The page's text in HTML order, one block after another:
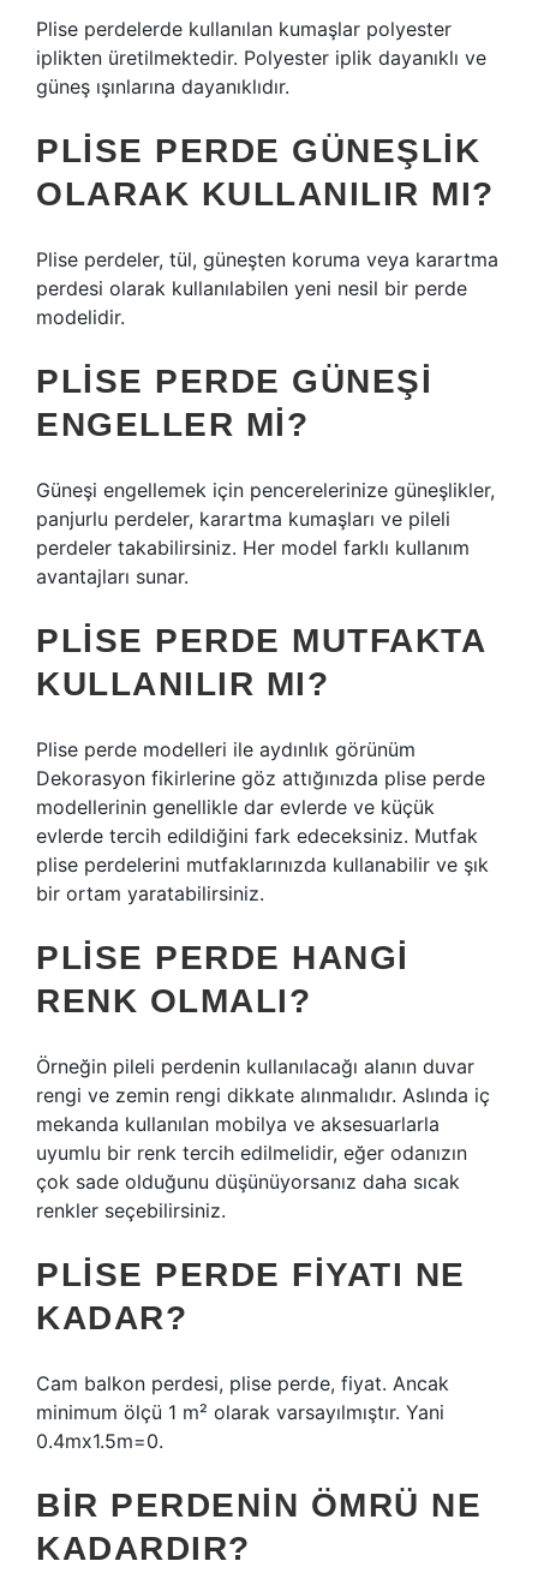
Plise perdelerde kullanılan kumaşlar polyester
iplikten üretilmektedir. Polyester iplik dayanıklı ve
güneş ışınlarına dayanıklıdır.
PLISE PERDE GÜNEŞLIK
OLARAK KULLANILIR MI?
Plise perdeler, tül, güneşten koruma veya karartma
perdesi olarak kullanılabilen yeni nesil bir perde
modelidir.
PLISE PERDE GÜNEŞI
ENGELLER MI?
Güneşi engellemek için pencerelerinize güneşlikler,
panjurlu perdeler, karartma kumaşları ve pileli
perdeler takabilirsiniz. Her model farklı kullanım
avantajları sunar.
PLISE PERDE MUTFAKTA
KULLANILIR MI?
Plise perde modelleri ile aydınlık görünüm
Dekorasyon fikirlerine göz attığınızda plise perde
modellerinin genellikle dar evlerde ve küçük
evlerde tercih edildiğini fark edeceksiniz. Mutfak
plise perdelerini mutfaklarınızda kullanabilir ve şık
bir ortam yaratabilirsiniz.
PLISE PERDE HANGI
RENK OLMALI?
Örneğin pileli perdenin kullanılacağı alanın duvar
rengi ve zemin rengi dikkate alınmalıdır. Aslında iç
mekanda kullanılan mobilya ve aksesuarlarla
uyumlu bir renk tercih edilmelidir, eğer odanızın
çok sade olduğunu düşünüyorsanız daha sıcak
renkler seçebilirsiniz.
PLISE PERDE FIYATI NE
KADAR?
Cam balkon perdesi, plise perde, fiyat. Ancak
minimum ölçü 1 m² olarak varsayılmıştır. Yani
0.4mx1.5m=0.
BIR PERDENIN ÖMRÜ NE
KADARDIR?